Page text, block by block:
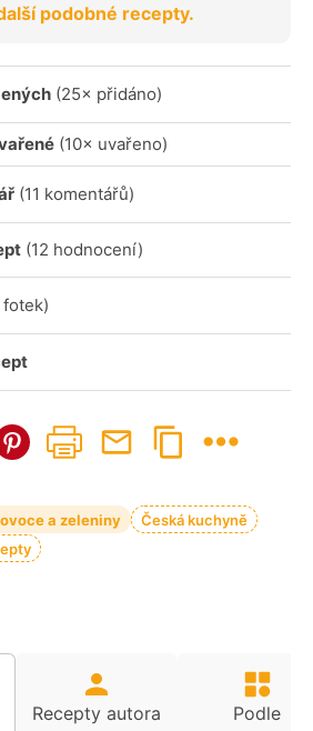
podobné recepty.
(25× přidáno)
(10× uvařeno)
(11 komentářů)
(12 hodnocení)
fotek)
a zeleniny
Česká kuchyně
Recepty autora
Podle